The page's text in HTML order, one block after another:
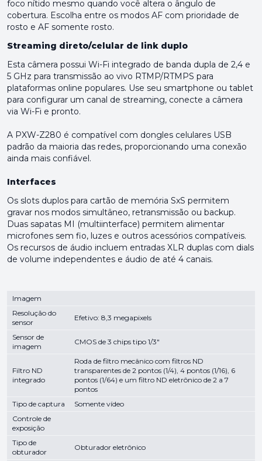
foco nítido mesmo quando você altera o ângulo de
cobertura. Escolha entre os modos AF com prioridade de
rosto e AF somente rosto.
Streaming direto/celular de link duplo
Esta câmera possui Wi-Fi integrado de banda dupla de 2,4 e
5 GHz para transmissão ao vivo RTMP/RTMPS para
plataformas online populares. Use seu smartphone ou tablet
para configurar um canal de streaming, conecte a câmera
via Wi-Fi e pronto.
A PXW-Z280 é compatível com dongles celulares USB
padrão da maioria das redes, proporcionando uma conexão
ainda mais confiável.
Interfaces
Os slots duplos para cartão de memória SxS permitem
gravar nos modos simultâneo, retransmissão ou backup.
Duas sapatas MI (multiinterface) permitem alimentar
microfones sem fio, luzes e outros acessórios compatíveis.
Os recursos de áudio incluem entradas XLR duplas com dials
de volume independentes e áudio de até 4 canais.
Imagem
Resolução do
sensor
Efetivo: 8,3 megapixels
Sensor de
imagem
CMOS de 3 chips tipo 1/3"
Filtro ND
integrado
Roda de filtro mecânico com filtros ND
transparentes de 2 pontos (1/4), 4 pontos (1/16), 6
pontos (1/64) e um filtro ND eletrônico de 2 a 7
pontos
Tipo de captura
Somente vídeo
Controle de
exposição
Tipo de
obturador
Obturador eletrônico